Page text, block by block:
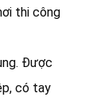
thi công
Được
có tay